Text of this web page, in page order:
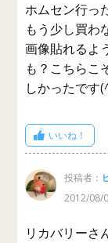
ホムセン行っ
もう少し買わ
画像貼れるよ
も？こちらこ
しかったです
いいね！
投稿者：
2012/08/
リカバリーさ